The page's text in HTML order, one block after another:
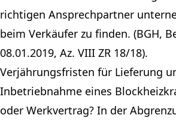
richtigen Ansprechpartner
beim Verkäufer zu finden. (BGH,
08.01.2019, Az. VIII ZR 18/18).
Verjährungsfristen für Lieferung
Inbetriebnahme eines
oder Werkvertrag? In der